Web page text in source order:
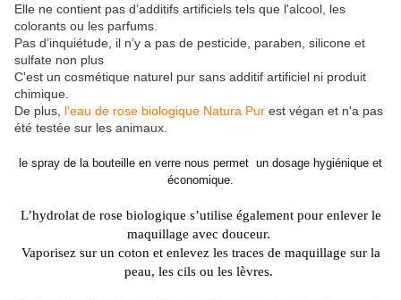
Elle ne contient pas d’additifs artificiels tels que l'alcool, les
colorants ou les parfums.
Pas d’inquiétude, il n’y a pas de pesticide, paraben, silicone et
sulfate non plus
C'est un cosmétique naturel pur sans additif artificiel ni produit
chimique.
De plus, l'eau de rose biologique Natura Pur est végan et n'a pas
été testée sur les animaux.
le spray de la bouteille en verre nous permet un dosage hygiénique et
économique.
L’hydrolat de rose biologique s’utilise également pour enlever le
maquillage avec douceur.
Vaporisez sur un coton et enlevez les traces de maquillage sur la
peau, les cils ou les lèvres.